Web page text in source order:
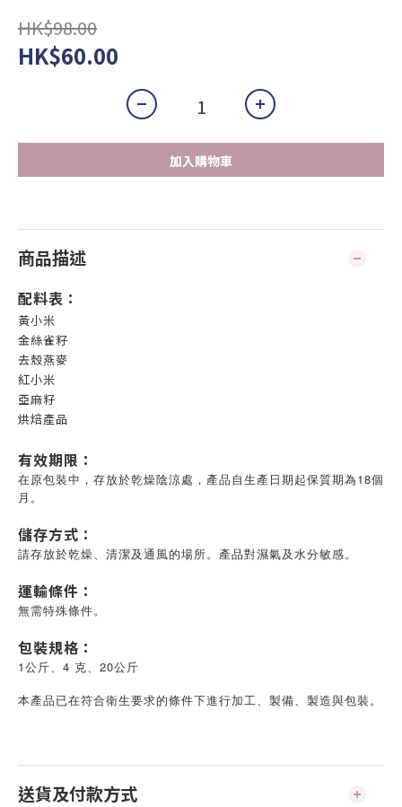
HK$98.00
HK$60.00
加入購物車
商品描述
配料表：
黃小米
金絲雀籽
去殼燕麥
紅小米
亞麻籽
烘焙產品
有效期限：
在原包裝中，存放於乾燥陰涼處，產品自生產日期起保質期為18個
月。
儲存方式：
請存放於乾燥、清潔及通風的場所。產品對濕氣及水分敏感。
運輸條件：
無需特殊條件。
包裝規格：
1公斤、4 克、20公斤
本產品已在符合衛生要求的條件下進行加工、製備、製造與包裝。
送貨及付款方式